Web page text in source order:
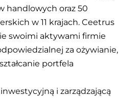
handlowych oraz 50
w 11 krajach. Ceetrus
swoimi aktywami firmie
za ożywianie,
portfela
i zarządzającą